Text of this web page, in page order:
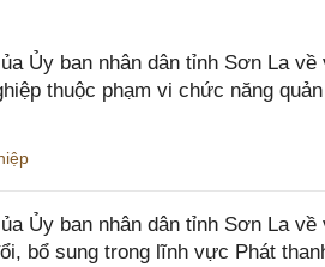
Ủy ban nhân dân tỉnh Sơn La
thuộc phạm vi chức năng
Ủy ban nhân dân tỉnh Sơn La
bổ sung trong lĩnh vực Phát